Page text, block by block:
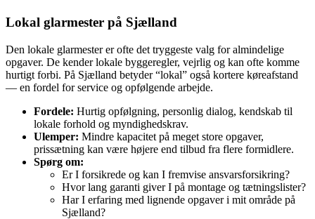
Lokal glarmester på Sjælland
Den lokale glarmester er ofte det tryggeste valg for almindelige
opgaver. De kender lokale byggeregler, vejrlig og kan ofte komme
hurtigt forbi. På Sjælland betyder “lokal” også kortere køreafstand
— en fordel for service og opfølgende arbejde.
Fordele: Hurtig opfølgning, personlig dialog, kendskab til
lokale forhold og myndighedskrav.
Ulemper: Mindre kapacitet på meget store opgaver,
prissætning kan være højere end tilbud fra flere formidlere.
Spørg om:
Er I forsikrede og kan I fremvise ansvarsforsikring?
Hvor lang garanti giver I på montage og tætningslister?
Har I erfaring med lignende opgaver i mit område på
Sjælland?